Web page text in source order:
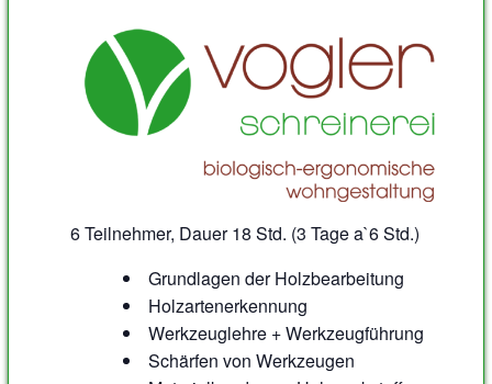
6 Teilnehmer, Dauer 18 Std. (3 Tage a`6 Std.)
Grundlagen der Holzbearbeitung
Holzartenerkennung
Werkzeuglehre + Werkzeugführung
Schärfen von Werkzeugen